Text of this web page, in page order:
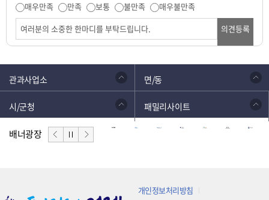
매우만족
만족 보통 불만족
매우불만족
의견등록
관과사업소 면/동
시/군청 패밀리사이트
배너광장
개인정보처리방침